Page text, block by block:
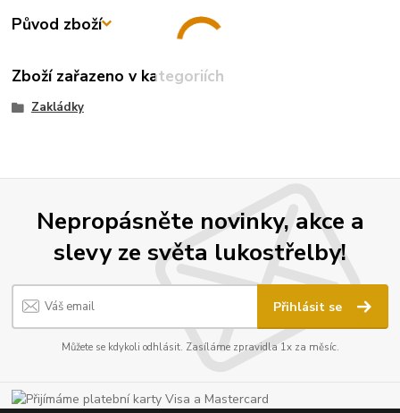
Původ zboží
Zboží zařazeno v kategoriích
Zakládky
Nepropásněte novinky, akce a
slevy ze světa lukostřelby!
Přihlásit se
Můžete se kdykoli odhlásit. Zasíláme zpravidla 1x za měsíc.